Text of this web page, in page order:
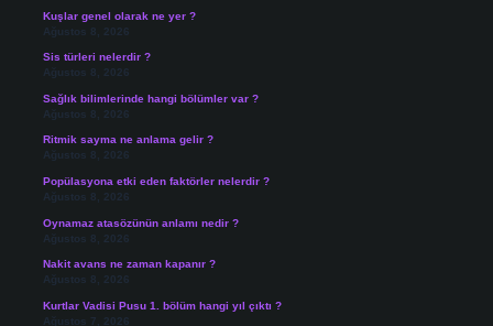
Kuşlar genel olarak ne yer ?
Ağustos 8, 2026
Sis türleri nelerdir ?
Ağustos 8, 2026
Sağlık bilimlerinde hangi bölümler var ?
Ağustos 8, 2026
Ritmik sayma ne anlama gelir ?
Ağustos 8, 2026
Popülasyona etki eden faktörler nelerdir ?
Ağustos 8, 2026
Oynamaz atasözünün anlamı nedir ?
Ağustos 8, 2026
Nakit avans ne zaman kapanır ?
Ağustos 8, 2026
Kurtlar Vadisi Pusu 1. bölüm hangi yıl çıktı ?
Ağustos 7, 2026